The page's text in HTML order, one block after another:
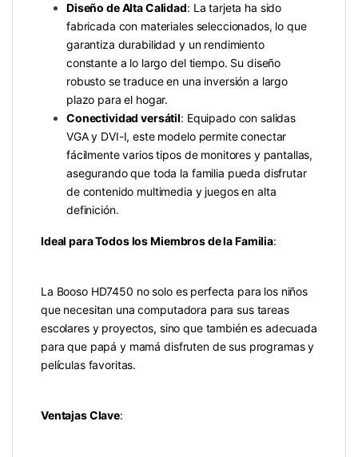
Diseño de Alta Calidad: La tarjeta ha sido
fabricada con materiales seleccionados, lo que
garantiza durabilidad y un rendimiento
constante a lo largo del tiempo. Su diseño
robusto se traduce en una inversión a largo
plazo para el hogar.
Conectividad versátil: Equipado con salidas
VGA y DVI-I, este modelo permite conectar
fácilmente varios tipos de monitores y pantallas,
asegurando que toda la familia pueda disfrutar
de contenido multimedia y juegos en alta
definición.
Ideal para Todos los Miembros de la Familia:
La Booso HD7450 no solo es perfecta para los niños
que necesitan una computadora para sus tareas
escolares y proyectos, sino que también es adecuada
para que papá y mamá disfruten de sus programas y
películas favoritas.
Ventajas Clave: